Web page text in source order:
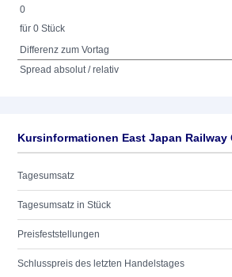
0
für 0 Stück
Differenz zum Vortag
Spread absolut / relativ
Kursinformationen East Japan Railway
Tagesumsatz
Tagesumsatz in Stück
Preisfeststellungen
Schlusspreis des letzten Handelstages